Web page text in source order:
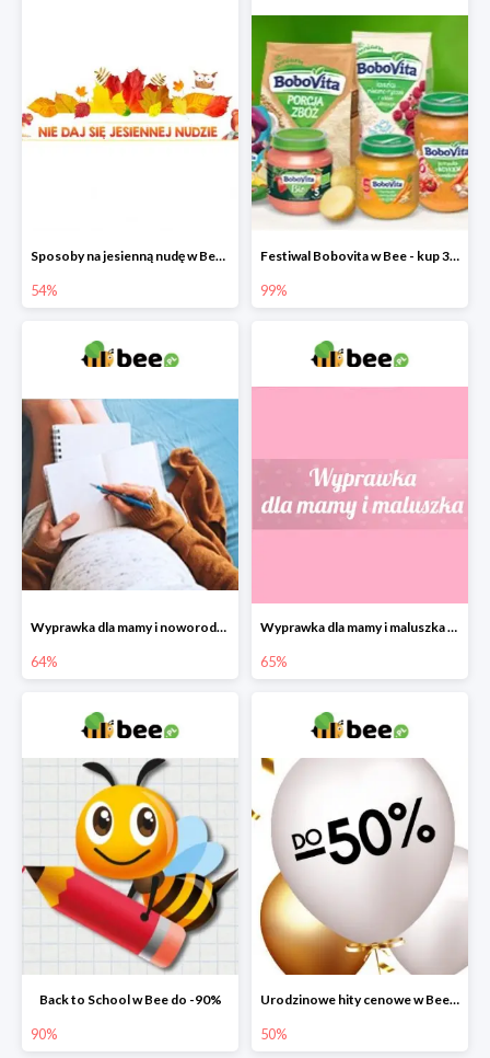
Sposoby na jesienną nudę w Bee do -54%
54%
Festiwal Bobovita w Bee - kup 3 produkty a 4. otrzymasz 99% taniej
99%
Wyprawka dla mamy i noworodka w Bee do -64%
64%
Wyprawka dla mamy i maluszka w Bee do -65%
65%
Back to School w Bee do -90%
90%
Urodzinowe hity cenowe w Bee do -50%
50%